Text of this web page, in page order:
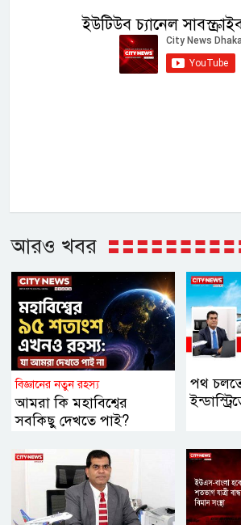
ইউটিউব চ্যানেল
আরও খবর
বিজ্ঞানের নতুন রহস্য
আমরা কি মহাবিশ্বের
সবকিছু দেখতে পাই?
পথ